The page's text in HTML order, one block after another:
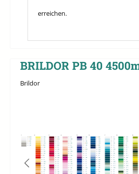
erreichen.
BRILDOR PB 40
Brildor